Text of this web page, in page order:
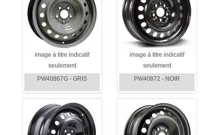
image à titre indicatif
seulement
PW40867G - GRIS
image à titre indicatif
seulement
PW40872 - NOIR